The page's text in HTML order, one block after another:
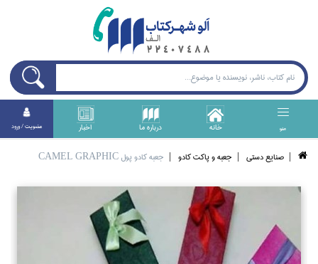
منو خانه درباره ما اخبار عضويت / ورود
صنايع دستي جعبه و پاكت كادو جعبه كادو پول CAMEL GRAPHIC